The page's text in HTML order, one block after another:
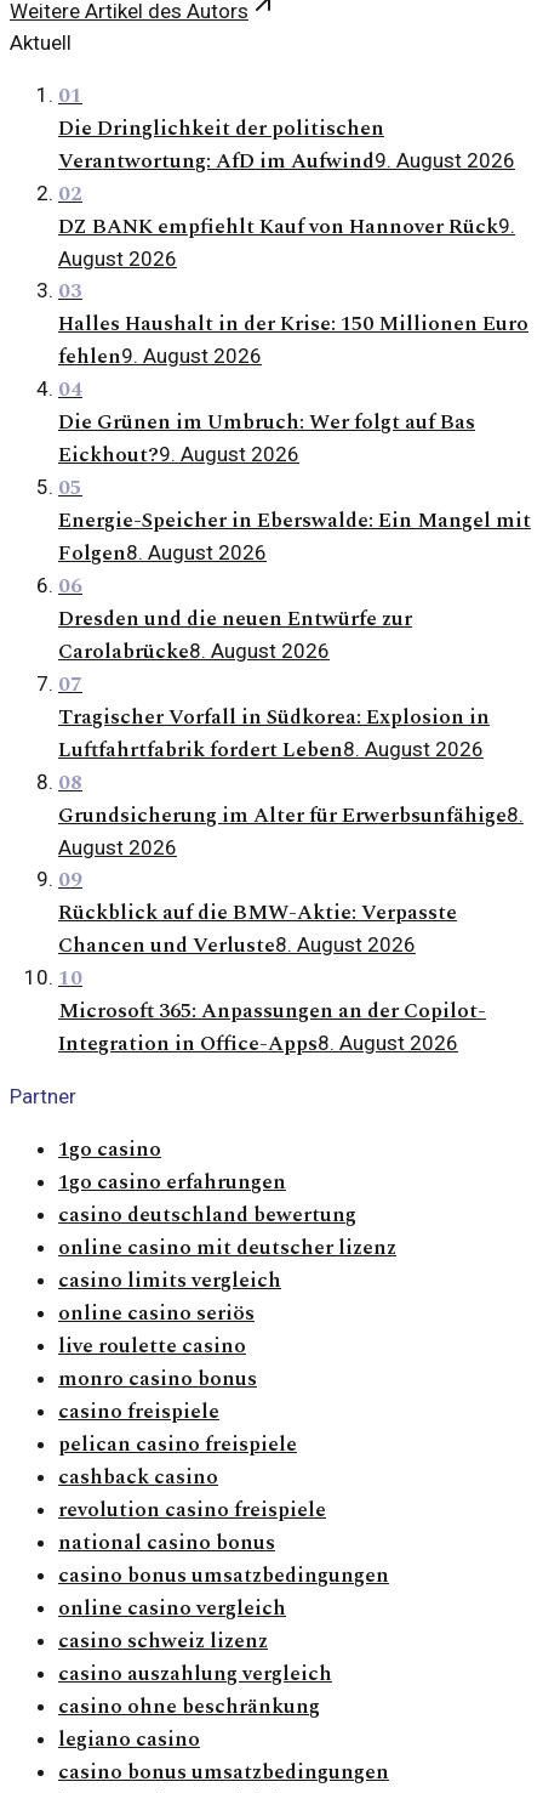
Weitere Artikel des Autors
Aktuell
01
Die Dringlichkeit der politischen
Verantwortung: AfD im Aufwind9. August 2026
02
DZ BANK empfiehlt Kauf von Hannover Rück9.
August 2026
03
Halles Haushalt in der Krise: 150 Millionen Euro
fehlen9. August 2026
04
Die Grünen im Umbruch: Wer folgt auf Bas
Eickhout?9. August 2026
05
Energie-Speicher in Eberswalde: Ein Mangel mit
Folgen8. August 2026
06
Dresden und die neuen Entwürfe zur
Carolabrücke8. August 2026
07
Tragischer Vorfall in Südkorea: Explosion in
Luftfahrtfabrik fordert Leben8. August 2026
08
Grundsicherung im Alter für Erwerbsunfähige8.
August 2026
09
Rückblick auf die BMW-Aktie: Verpasste
Chancen und Verluste8. August 2026
10
Microsoft 365: Anpassungen an der Copilot-
Integration in Office-Apps8. August 2026
Partner
1go casino
1go casino erfahrungen
casino deutschland bewertung
online casino mit deutscher lizenz
casino limits vergleich
online casino seriös
live roulette casino
monro casino bonus
casino freispiele
pelican casino freispiele
cashback casino
revolution casino freispiele
national casino bonus
casino bonus umsatzbedingungen
online casino vergleich
casino schweiz lizenz
casino auszahlung vergleich
casino ohne beschränkung
legiano casino
casino bonus umsatzbedingungen